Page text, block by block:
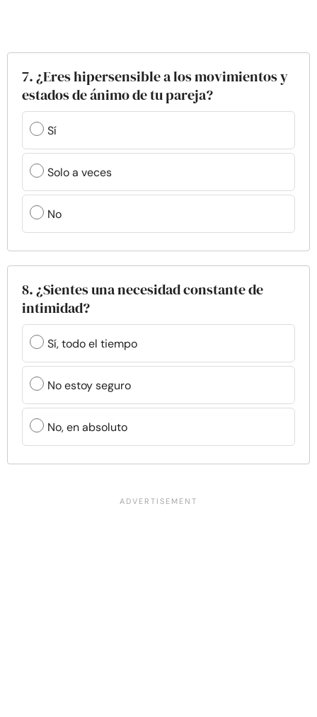
7. ¿Eres hipersensible a los movimientos y
estados de ánimo de tu pareja?
Sí
Solo a veces
No
8. ¿Sientes una necesidad constante de
intimidad?
Sí, todo el tiempo
No estoy seguro
No, en absoluto